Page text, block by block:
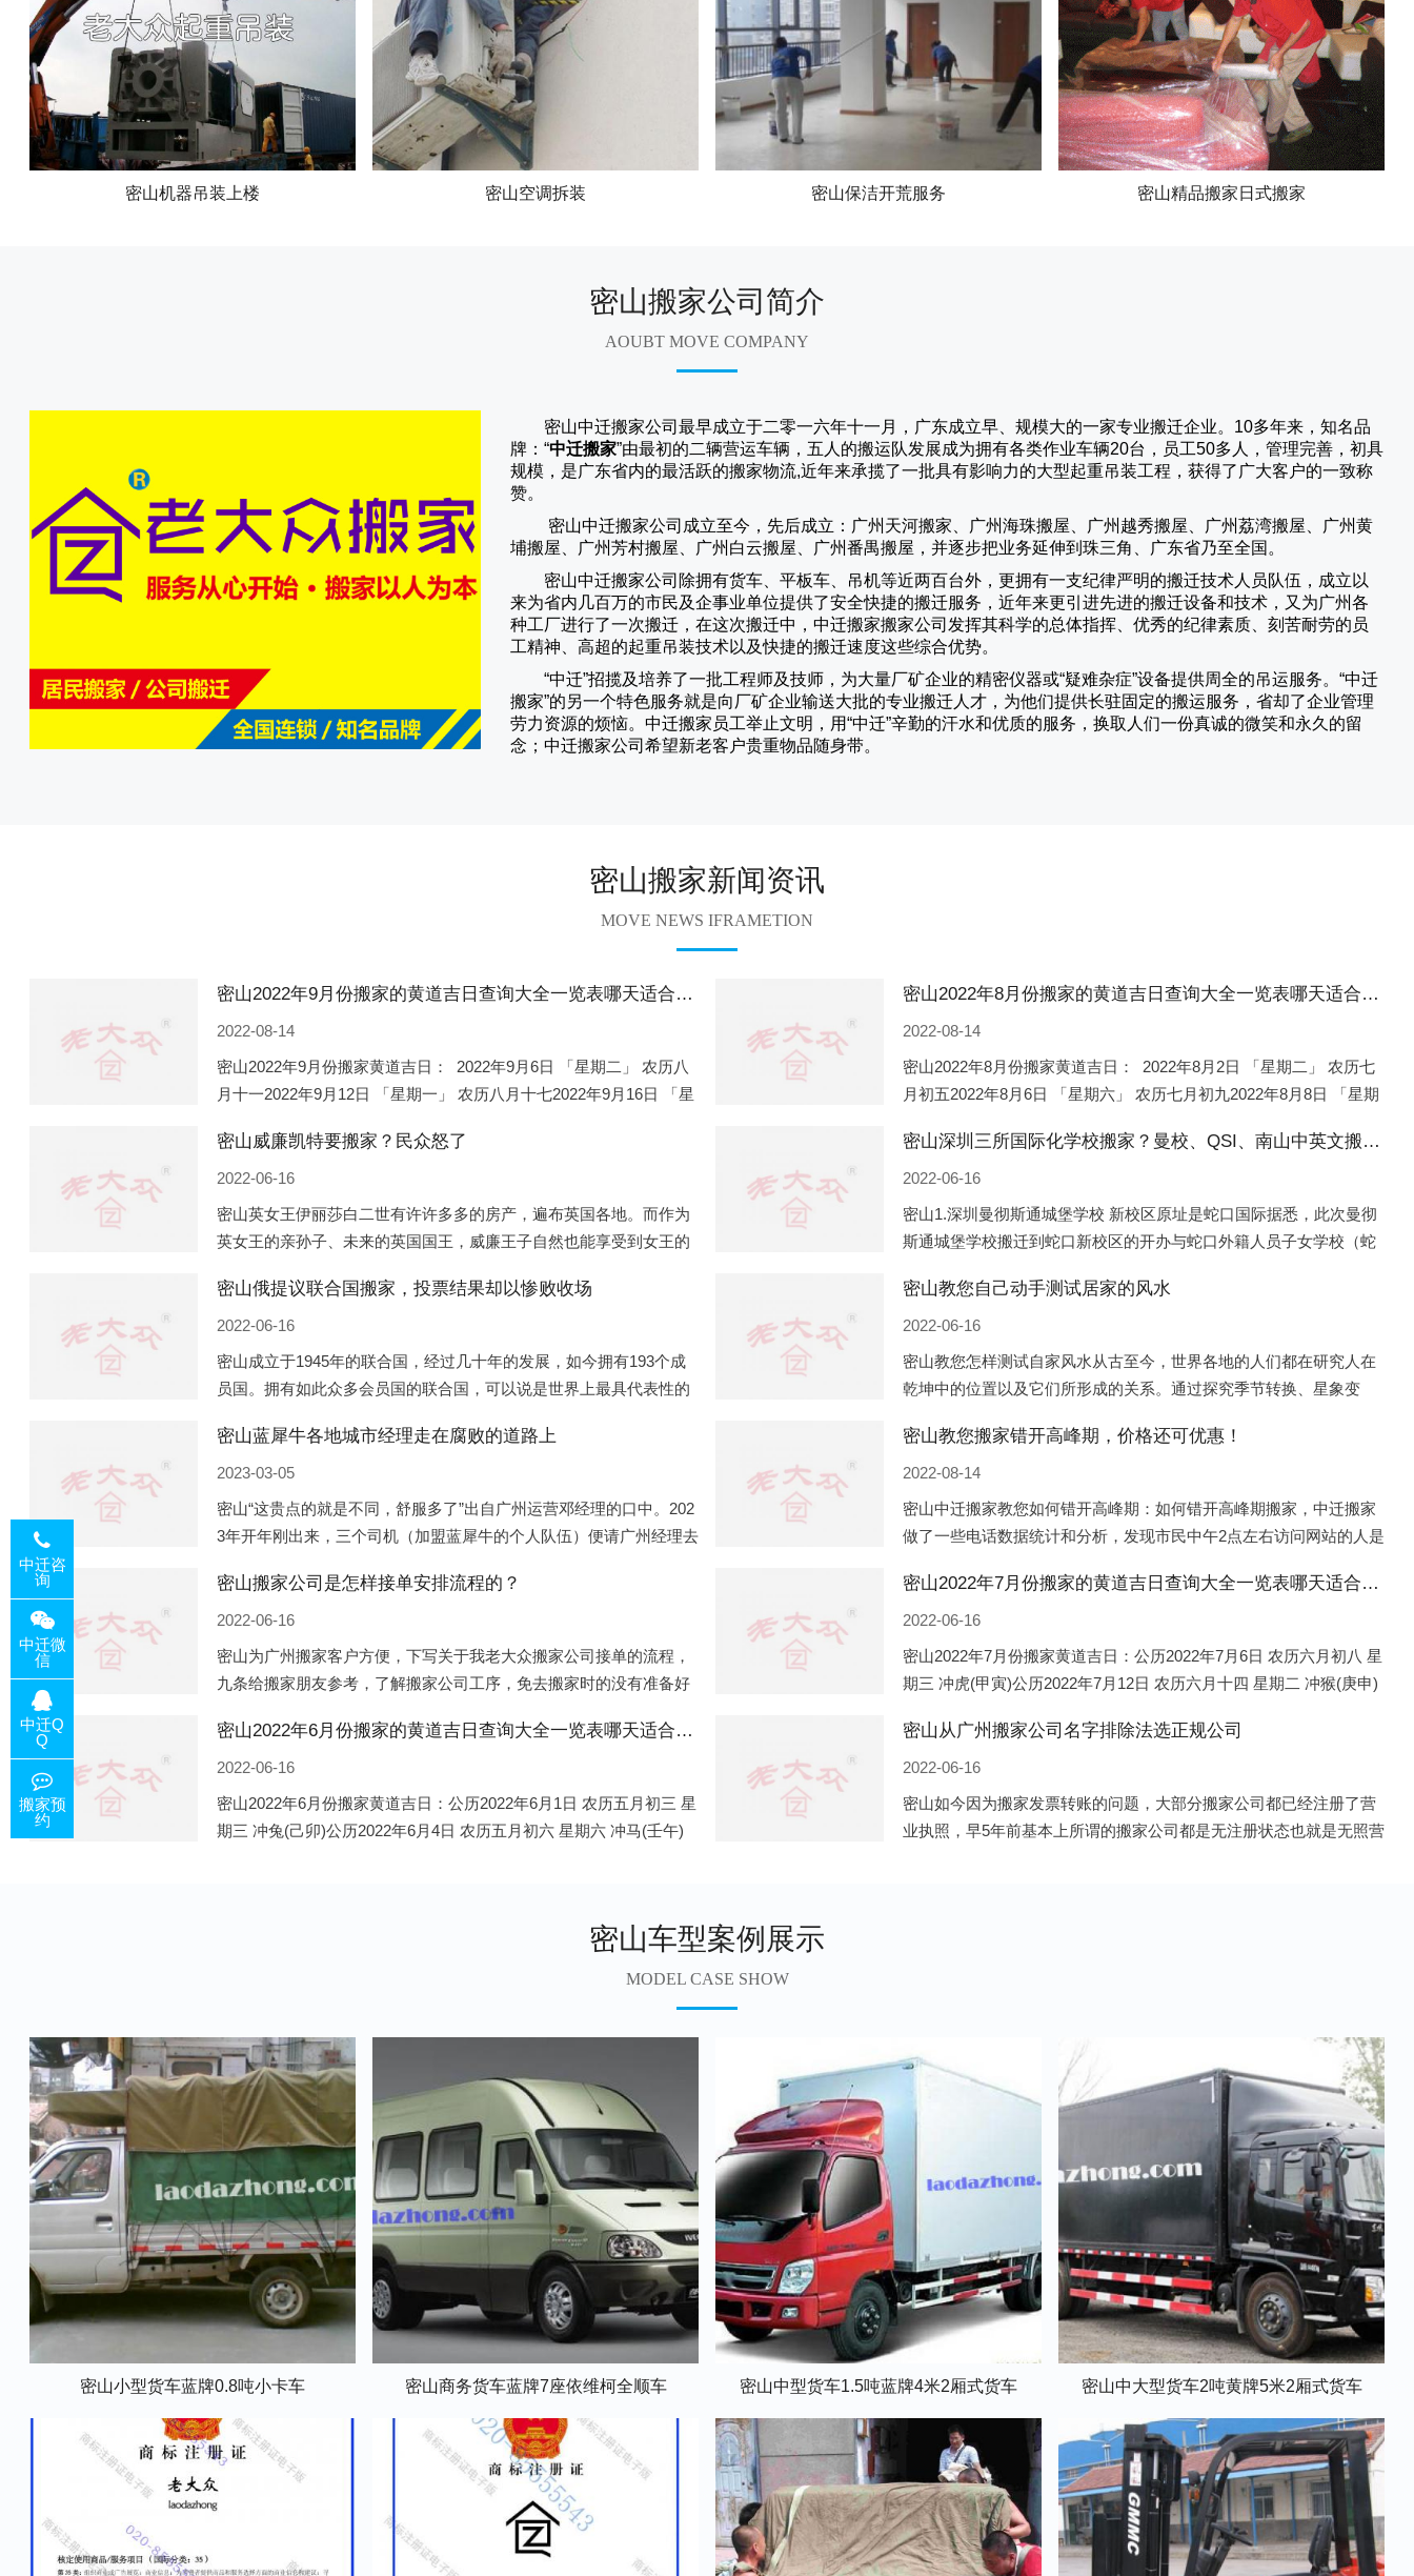
密山机器吊装上楼 密山空调拆装 密山保洁开荒服务 密山精品搬家日式搬家
密山搬家公司简介
AOUBT MOVE COMPANY
密山中迁搬家公司最早成立于二零一六年十一月，广东成立早、规模大的一家专业搬迁企业。10多年来，知名品
牌：“中迁搬家”由最初的二辆营运车辆，五人的搬运队发展成为拥有各类作业车辆20台，员工50多人，管理完善，初具
规模，是广东省内的最活跃的搬家物流,近年来承揽了一批具有影响力的大型起重吊装工程，获得了广大客户的一致称
赞。
密山中迁搬家公司成立至今，先后成立：广州天河搬家、广州海珠搬屋、广州越秀搬屋、广州荔湾搬屋、广州黄
埔搬屋、广州芳村搬屋、广州白云搬屋、广州番禺搬屋，并逐步把业务延伸到珠三角、广东省乃至全国。
密山中迁搬家公司除拥有货车、平板车、吊机等近两百台外，更拥有一支纪律严明的搬迁技术人员队伍，成立以
来为省内几百万的市民及企事业单位提供了安全快捷的搬迁服务，近年来更引进先进的搬迁设备和技术，又为广州各
种工厂进行了一次搬迁，在这次搬迁中，中迁搬家搬家公司发挥其科学的总体指挥、优秀的纪律素质、刻苦耐劳的员
工精神、高超的起重吊装技术以及快捷的搬迁速度这些综合优势。
“中迁”招揽及培养了一批工程师及技师，为大量厂矿企业的精密仪器或“疑难杂症”设备提供周全的吊运服务。“中迁
搬家”的另一个特色服务就是向厂矿企业输送大批的专业搬迁人才，为他们提供长驻固定的搬运服务，省却了企业管理
劳力资源的烦恼。中迁搬家员工举止文明，用“中迁”辛勤的汗水和优质的服务，换取人们一份真诚的微笑和永久的留
念；中迁搬家公司希望新老客户贵重物品随身带。
密山搬家新闻资讯
MOVE NEWS IFRAMETION
密山2022年9月份搬家的黄道吉日查询大全一览表哪天适合搬家好日子
2022-08-14
密山2022年9月份搬家黄道吉日： 2022年9月6日 「星期二」 农历八
月十一2022年9月12日 「星期一」 农历八月十七2022年9月16日 「星
密山2022年8月份搬家的黄道吉日查询大全一览表哪天适合搬家好日子
2022-08-14
密山2022年8月份搬家黄道吉日： 2022年8月2日 「星期二」 农历七
月初五2022年8月6日 「星期六」 农历七月初九2022年8月8日 「星期
密山威廉凯特要搬家？民众怒了
2022-06-16
密山英女王伊丽莎白二世有许许多多的房产，遍布英国各地。而作为
英女王的亲孙子、未来的英国国王，威廉王子自然也能享受到女王的
位于伦敦的肯辛顿宫，一处
密山深圳三所国际化学校搬家？曼校、QSI、南山中英文搬走了
2022-06-16
密山1.深圳曼彻斯通城堡学校 新校区原址是蛇口国际据悉，此次曼彻
斯通城堡学校搬迁到蛇口新校区的开办与蛇口外籍人员子女学校（蛇
并入蛇口外籍
密山俄提议联合国搬家，投票结果却以惨败收场
2022-06-16
密山成立于1945年的联合国，经过几十年的发展，如今拥有193个成
员国。拥有如此众多会员国的联合国，可以说是世界上最具代表性的
美国为首的西方国家
密山教您自己动手测试居家的风水
2022-06-16
密山教您怎样测试自家风水从古至今，世界各地的人们都在研究人在
乾坤中的位置以及它们所形成的关系。通过探究季节转换、星象变
同住宅中的人，其一生中的财
密山蓝犀牛各地城市经理走在腐败的道路上
2023-03-05
密山“这贵点的就是不同，舒服多了”出自广州运营邓经理的口中。202
3年开年刚出来，三个司机（加盟蓝犀牛的个人队伍）便请广州经理去
费用，燃鹅这样的
密山教您搬家错开高峰期，价格还可优惠！
2022-08-14
密山中迁搬家教您如何错开高峰期：如何错开高峰期搬家，中迁搬家
做了一些电话数据统计和分析，发现市民中午2点左右访问网站的人是
多的，网上QQ微
密山搬家公司是怎样接单安排流程的？
2022-06-16
密山为广州搬家客户方便，下写关于我老大众搬家公司接单的流程，
九条给搬家朋友参考，了解搬家公司工序，免去搬家时的没有准备好
咨询，初步了解客户搬 家
密山2022年7月份搬家的黄道吉日查询大全一览表哪天适合搬家好日子
2022-06-16
密山2022年7月份搬家黄道吉日：公历2022年7月6日 农历六月初八 星
期三 冲虎(甲寅)公历2022年7月12日 农历六月十四 星期二 冲猴(庚申)
密山2022年6月份搬家的黄道吉日查询大全一览表哪天适合搬家好日子
2022-06-16
密山2022年6月份搬家黄道吉日：公历2022年6月1日 农历五月初三 星
期三 冲兔(己卯)公历2022年6月4日 农历五月初六 星期六 冲马(壬午)
密山从广州搬家公司名字排除法选正规公司
2022-06-16
密山如今因为搬家发票转账的问题，大部分搬家公司都已经注册了营
业执照，早5年前基本上所谓的搬家公司都是无注册状态也就是无照营
密山车型案例展示
MODEL CASE SHOW
密山小型货车蓝牌0.8吨小卡车 密山商务货车蓝牌7座依维柯全顺车 密山中型货车1.5吨蓝牌4米2厢式货车 密山中大型货车2吨黄牌5米2厢式货车
中迁咨
询
中迁微
信
中迁Q
Q
搬家预
约